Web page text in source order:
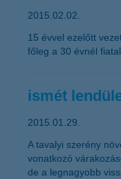
2015.02.02.
15 évvel ezelőtt
főleg a 30 évnél
ismét
2015.01.29.
A tavalyi szerény
vonatkozó
de a legnagyobb